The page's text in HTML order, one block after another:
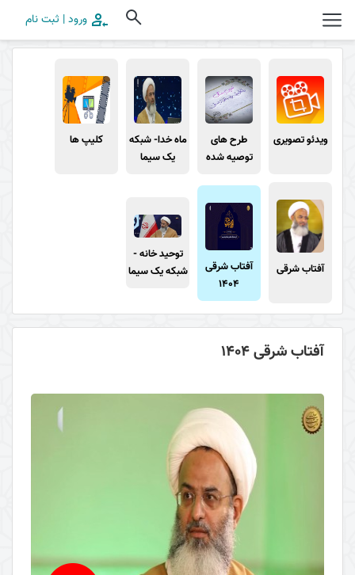
ورود | ثبت نام
ویدئو تصویری
طرح های
توصیه شده
ماه خدا- شبکه
یک سیما
کلیپ ها
آفتاب شرقی
آفتاب شرقی
1404
توحید خانه -
شبکه یک سیما
آفتاب شرقی 1404